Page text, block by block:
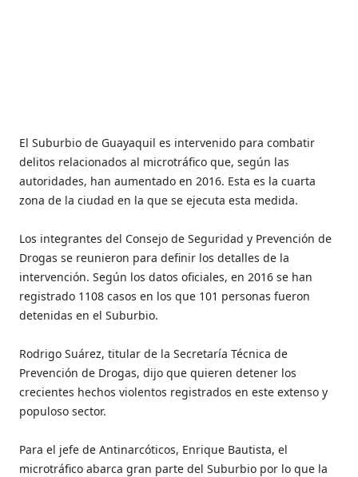
El Suburbio de Guayaquil es intervenido para combatir
delitos relacionados al microtráfico que, según las
autoridades, han aumentado en 2016. Esta es la cuarta
zona de la ciudad en la que se ejecuta esta medida.
Los integrantes del Consejo de Seguridad y Prevención de
Drogas se reunieron para definir los detalles de la
intervención. Según los datos oficiales, en 2016 se han
registrado 1108 casos en los que 101 personas fueron
detenidas en el Suburbio.
Rodrigo Suárez, titular de la Secretaría Técnica de
Prevención de Drogas, dijo que quieren detener los
crecientes hechos violentos registrados en este extenso y
populoso sector.
Para el jefe de Antinarcóticos, Enrique Bautista, el
microtráfico abarca gran parte del Suburbio por lo que la